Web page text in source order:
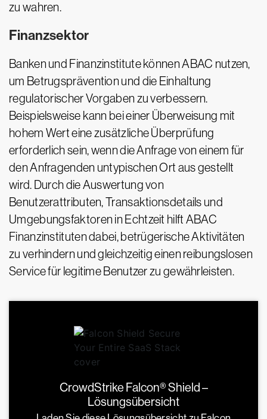
zu wahren.
Finanzsektor
Banken und Finanzinstitute können ABAC nutzen,
um Betrugsprävention und die Einhaltung
regulatorischer Vorgaben zu verbessern.
Beispielsweise kann bei einer Überweisung mit
hohem Wert eine zusätzliche Überprüfung
erforderlich sein, wenn die Anfrage von einem für
den Anfragenden untypischen Ort aus gestellt
wird. Durch die Auswertung von
Benutzerattributen, Transaktionsdetails und
Umgebungsfaktoren in Echtzeit hilft ABAC
Finanzinstituten dabei, betrügerische Aktivitäten
zu verhindern und gleichzeitig einen reibungslosen
Service für legitime Benutzer zu gewährleisten.
CrowdStrike Falcon® Shield –
Lösungsübersicht